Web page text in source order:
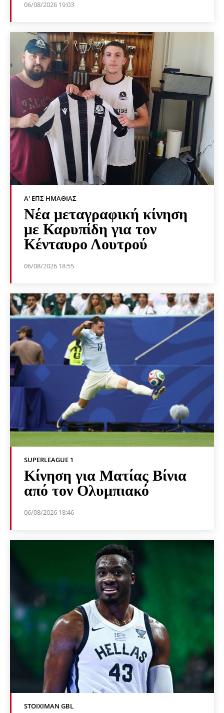
06/08/2026 19:03
Α' ΕΠΣ ΗΜΑΘΊΑΣ
Νέα μεταγραφική κίνηση
με Καρυπίδη για τον
Κένταυρο Λουτρού
06/08/2026 18:55
SUPERLEAGUE 1
Κίνηση για Ματίας Βίνια
από τον Ολυμπιακό
06/08/2026 18:46
STOIXIMAN GBL